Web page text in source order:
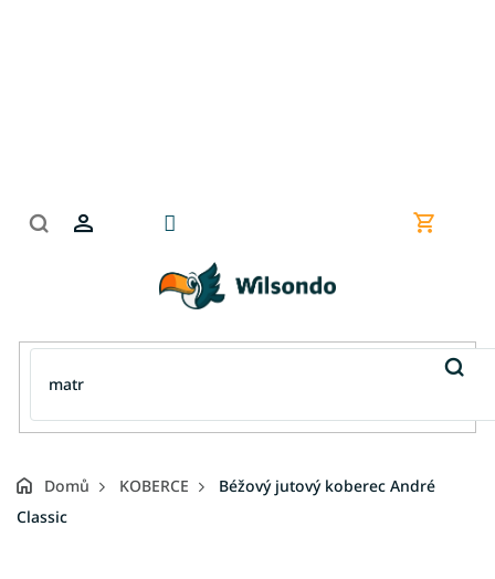
Nákupní
Domů KOBERCE
Béžový jutový koberec André
Classic